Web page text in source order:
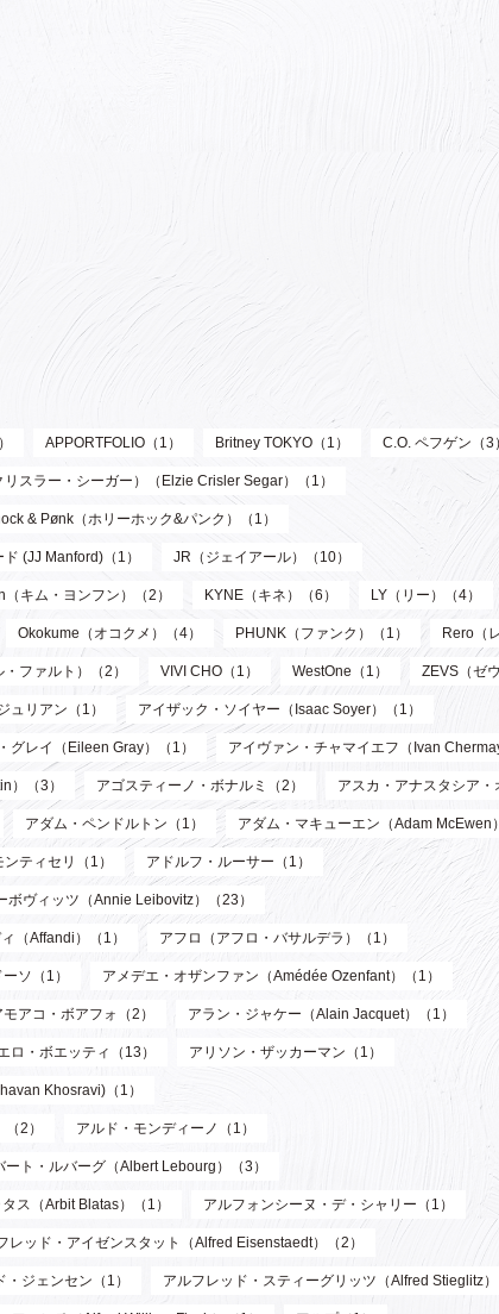
APPORTFOLIO（1） Britney TOKYO（1） C.O. ペフゲン（3
スラー・シーガー）（Elzie Crisler Segar）（1）
& Pønk（ホリーホック&パンク）（1）
(JJ Manford)（1） JR（ジェイアール）（10）
キム・ヨンフン）（2） KYNE（キネ）（6） LY（リー）（4）
Okokume（オコクメ）（4） PHUNK（ファンク）（1） Rero（
ファルト）（2） VIVI CHO（1） WestOne（1） ZEVS（ゼ
ュリアン（1） アイザック・ソイヤー（Isaac Soyer）（1）
グレイ（Eileen Gray）（1） アイヴァン・チャマイエフ（Ivan
）（3） アゴスティーノ・ボナルミ（2） アスカ・アナスタシア
アダム・ペンドルトン（1） アダム・マキューエン（Adam McEwen
ティセリ（1） アドルフ・ルーサー（1）
ボヴィッツ（Annie Leibovitz）（23）
（Affandi）（1） アフロ（アフロ・バサルデラ）（1）
ソ（1） アメデエ・オザンファン（Amédée Ozenfant）（1）
モアコ・ボアフォ（2） アラン・ジャケー（Alain Jacquet）（1）
ロ・ボエッティ（13） アリソン・ザッカーマン（1）
Khosravi)（1）
2） アルド・モンディーノ（1）
ート・ルバーグ（Albert Lebourg）（3）
ス（Arbit Blatas）（1） アルフォンシーヌ・デ・シャリー（1）
レッド・アイゼンスタット（Alfred Eisenstaedt）（2）
・ジェンセン（1） アルフレッド・スティーグリッツ（Alfred Stieglitz